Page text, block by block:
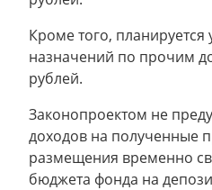
Кроме того,
назначений по прочим
рублей.
Законопроектом не
доходов на полученные
размещения временно
бюджета фонда на